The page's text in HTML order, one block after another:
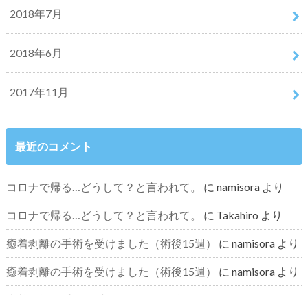
2018年7月
2018年6月
2017年11月
最近のコメント
コロナで帰る…どうして？と言われて。 に namisoraより
コロナで帰る…どうして？と言われて。 に Takahiro より
癒着剥離の手術を受けました（術後15週） に namisoraより
癒着剥離の手術を受けました（術後15週） に namisoraより